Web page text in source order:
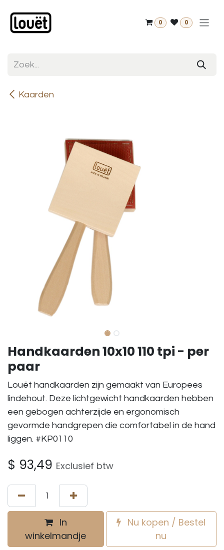
0 0
Kaarden
Handkaarden 10x10 110 tpi - per
paar
Louët handkaarden zijn gemaakt van Europees
lindehout. Deze lichtgewicht handkaarden hebben
een gebogen achterzijde en ergonomisch
gevormde handgrepen die comfortabel in de hand
liggen. #KP0110
$ 93,49 Exclusief btw
In
winkelmandje
Nu kopen / Bestel
nu